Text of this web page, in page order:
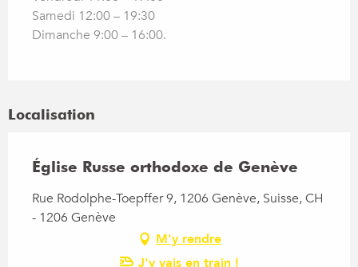
Samedi 12:00 – 19:30
Dimanche 9:00 – 16:00.
Localisation
Église Russe orthodoxe de Genève
Rue Rodolphe-Toepffer 9, 1206 Genève, Suisse, CH
- 1206 Genève
M'y rendre
J'y vais en train !